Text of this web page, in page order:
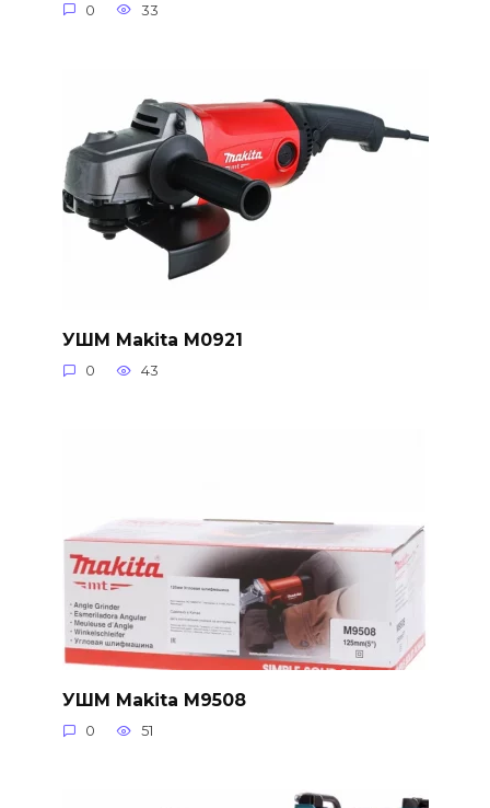
0 33
УШМ Makita M0921
0 43
УШМ Makita M9508
0 51